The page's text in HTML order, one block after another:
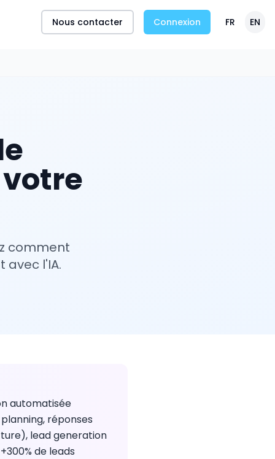
Nous contacter Connexion FR EN
comment
l'IA.
automatisée
réponses
lead generation
de leads